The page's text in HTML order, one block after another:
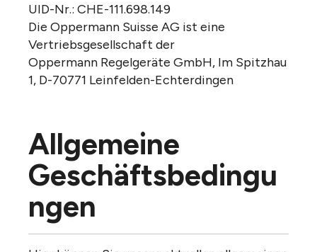
UID-Nr.: CHE-111.698.149
Die Oppermann Suisse AG ist eine
Vertriebsgesellschaft der
Oppermann Regelgeräte GmbH, Im Spitzhau
1, D-70771 Leinfelden-Echterdingen
Allgemeine
Geschäftsbedingu
ngen